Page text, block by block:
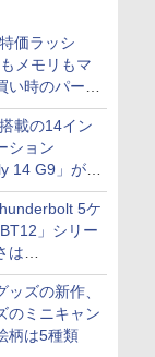
価ラッシ
メモリもマ
時のパーツ
)22時配信】
載の14イン
ション
14 G9」が
原で中古PC
5ケ
」シリー
は
の3種類
ズの新作、
のミニキャン
柄は5種類